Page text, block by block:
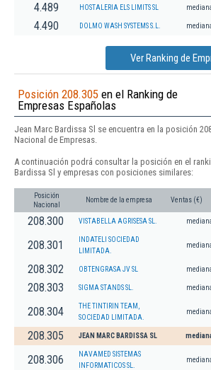
4.489 HOSTALERIA ELS LIMITS SL
4.490 DOLMO WASH SYSTEMS S.L.
Ver Ranking de
Posición 208.305 en el Ranking de
Empresas Españolas
Jean Marc Bardissa Sl se encuentra en la posición
Nacional de Empresas.
A continuación podrá consultar la posición en el
Bardissa Sl y empresas con posiciones similares:
Posición
Nacional
Nombre de la empresa Ventas (€)
208.300 VISTABELLA AGRISESA SL.
208.301
INDATELI SOCIEDAD
LIMITADA.
208.302 OBTENGRASA JV SL
208.303 SIGMA STANDS SL.
208.304
THE TINTIRIN TEAM,
SOCIEDAD LIMITADA.
208.305 JEAN MARC BARDISSA SL
208.306
NAVAMED SISTEMAS
INFORMATICOS SL.